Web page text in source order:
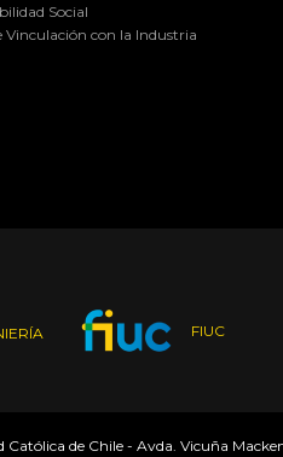
Social
Vinculación con la Industria
FIUC
de Chile - Avda. Vicuña